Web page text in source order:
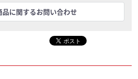
品に関するお問い合わせ